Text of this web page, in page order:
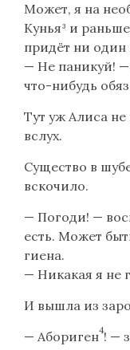
Может, я на
Кунья³ и
придёт ни один
— Не паникуй!
что-нибудь
Тут уж Алиса
вслух.
Существо в
вскочило.
— Погоди! —
есть. Может
гиена.
— Никакая я не
И вышла из
— Абориген4! —